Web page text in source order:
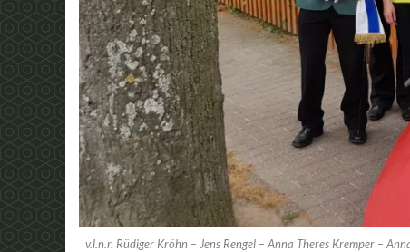
v.l.n.r. Rüdiger Kröhn – Jens Rengel – Anna Theres Kremper –